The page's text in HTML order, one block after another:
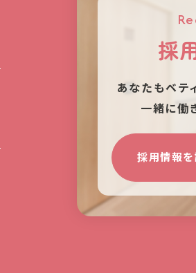
採
あなたもベテ
⼀緒に働
採用情報